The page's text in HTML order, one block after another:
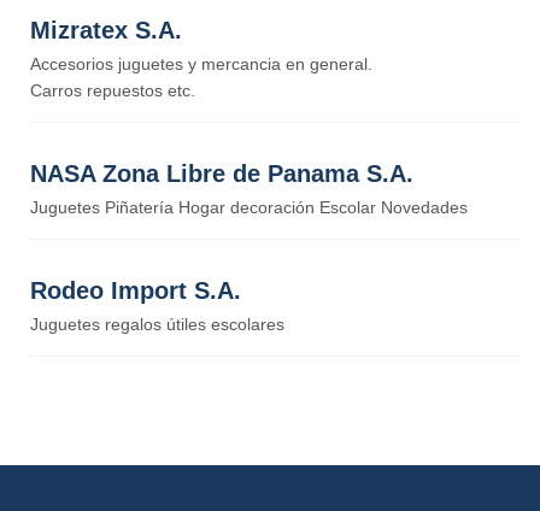
Mizratex S.A.
Accesorios juguetes y mercancia en general.
Carros repuestos etc.
NASA Zona Libre de Panama S.A.
Juguetes Piñatería Hogar decoración Escolar Novedades
Rodeo Import S.A.
Juguetes regalos útiles escolares